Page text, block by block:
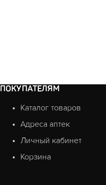
ПОКУПАТЕЛЯМ
Каталог товаров
Адреса аптек
Личный кабинет
Корзина